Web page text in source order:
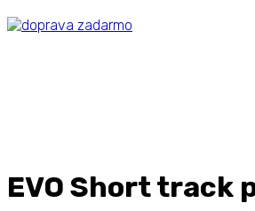
EVO Short track